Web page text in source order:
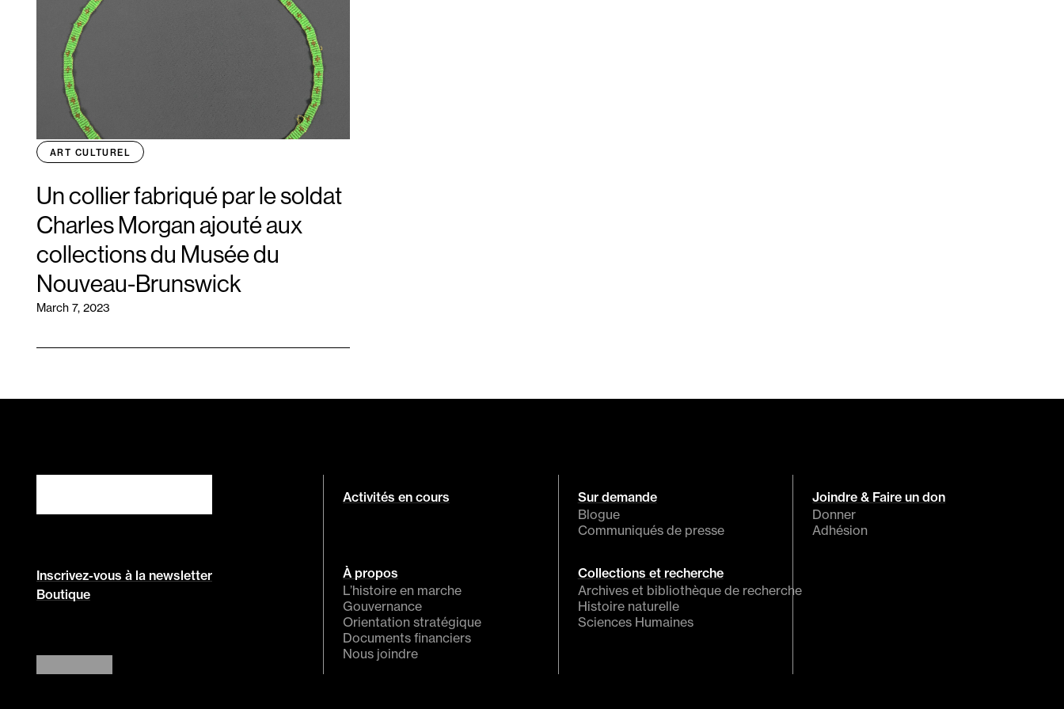
ART CULTUREL
Un collier fabriqué par le soldat
Charles Morgan ajouté aux
collections du Musée du
Nouveau-Brunswick
March 7, 2023
Inscrivez-vous à la newsletter
Boutique
Activités en cours
Sur demande
Blogue
Communiqués de presse
Joindre & Faire un don
Donner
Adhésion
À propos
L’histoire en marche
Gouvernance
Orientation stratégique
Documents financiers
Nous joindre
Collections et recherche
Archives et bibliothèque de recherche
Histoire naturelle
Sciences Humaines